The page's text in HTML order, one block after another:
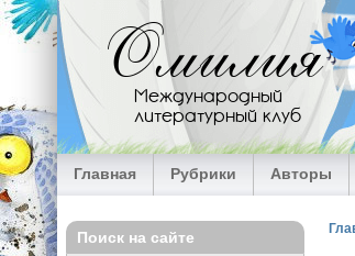
Перейти к основному содержанию
Омилия
Международный
литературный клуб
Главная Рубрики Авторы
Поиск на сайте